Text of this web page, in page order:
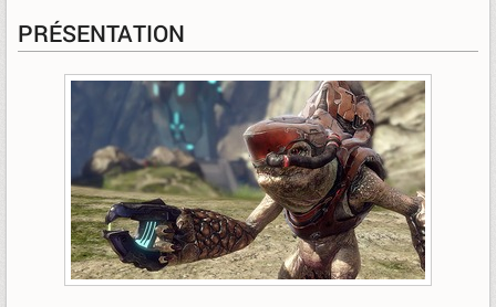
PRÉSENTATION